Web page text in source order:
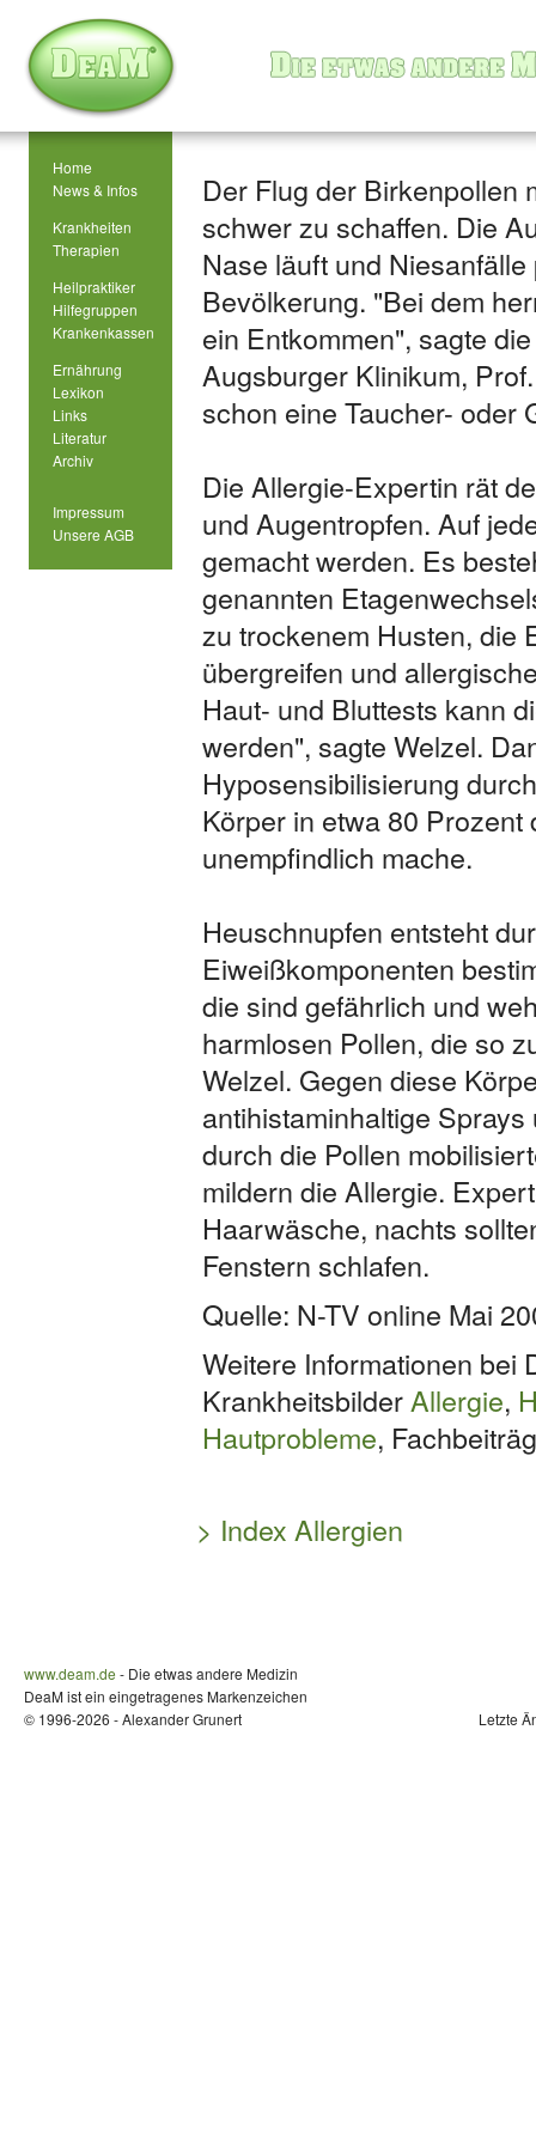
Home
News & Infos
Krankheiten
Therapien
Heilpraktiker
Hilfegruppen
Krankenkassen
Ernährung
Lexikon
Links
Literatur
Archiv
Impressum
Unsere AGB
Der Flug der Birkenpollen
schwer zu schaffen. Die
Nase läuft und
Bevölkerung. "Bei dem
ein Entkommen", sagte
Augsburger Klinikum,
schon eine Taucher- oder
Die Allergie-Expertin rät
und Augentropfen. Auf
gemacht werden. Es
genannten
zu trockenem Husten, die
übergreifen und
Haut- und Bluttests kann
werden", sagte Welzel.
Hyposensibilisierung
Körper in etwa 80
unempfindlich mache.
Heuschnupfen entsteht
Eiweißkomponenten
die sind gefährlich und
harmlosen Pollen, die so
Welzel. Gegen diese
antihistaminhaltige
durch die Pollen
mildern die Allergie.
Haarwäsche, nachts
Fenstern schlafen.
Quelle: N-TV online Mai
Weitere Informationen bei
KrankheitsbilderAllergie,
Hautprobleme,
> Index Allergien
www.deam.de - Die etwas andere Medizin
DeaM ist ein eingetragenes Markenzeichen
© 1996-2026 - Alexander Grunert
Letzte